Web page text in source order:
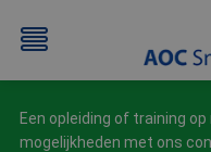
Een opleiding of training
mogelijkheden met ons